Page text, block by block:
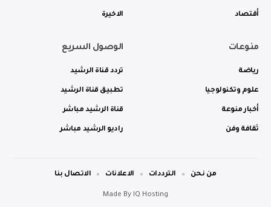
أقتصاد الاخيرة
منوعات
رياضة
علوم وتكنولوجيا
أخبار منوعة
ثقافة وفن
الوصول السريع
تردد قناة الرشيد
تطبيق قناة الرشيد
قناة الرشيد مباشر
راديو الرشيد مباشر
Made By IQ Hosting
من نحن الترددات الاعلانات الاتصال بنا